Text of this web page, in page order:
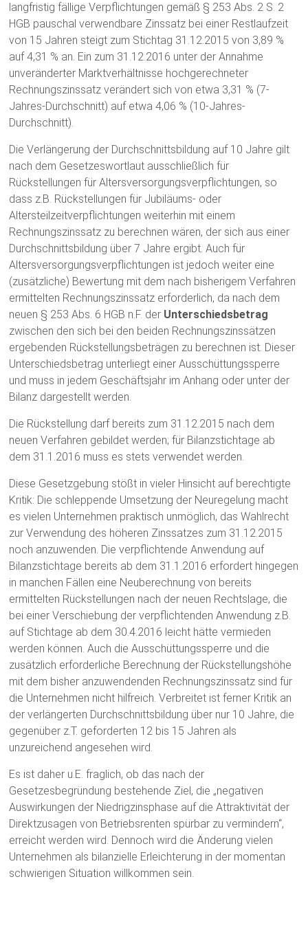
langfristig fällige Verpflichtungen gemäß § 253 Abs. 2 S. 2
HGB pauschal verwendbare Zinssatz bei einer Restlaufzeit
von 15 Jahren steigt zum Stichtag 31.12.2015 von 3,89 %
auf 4,31 % an. Ein zum 31.12.2016 unter der Annahme
unveränderter Marktverhältnisse hochgerechneter
Rechnungszinssatz verändert sich von etwa 3,31 % (7-
Jahres-Durchschnitt) auf etwa 4,06 % (10-Jahres-
Durchschnitt).
Die Verlängerung der Durchschnittsbildung auf 10 Jahre gilt
nach dem Gesetzeswortlaut ausschließlich für
Rückstellungen für Altersversorgungs­verpflichtungen, so
dass z.B. Rückstellungen für Jubiläums- oder
Altersteilzeitverpflichtungen weiterhin mit einem
Rechnungszinssatz zu berechnen wären, der sich aus einer
Durchschnittsbildung über 7 Jahre ergibt. Auch für
Altersversorgungsverpflichtungen ist jedoch weiter eine
(zusätzliche) Bewertung mit dem nach bisherigem Verfahren
ermittelten Rechnungszinssatz erforderlich, da nach dem
neuen § 253 Abs. 6 HGB n.F. der Unterschiedsbetrag
zwischen den sich bei den beiden Rechnungszinssätzen
ergebenden Rückstellungsbeträgen zu berechnen ist. Dieser
Unterschiedsbetrag unterliegt einer Ausschüttungssperre
und muss in jedem Geschäftsjahr im Anhang oder unter der
Bilanz dargestellt werden.
Die Rückstellung darf bereits zum 31.12.2015 nach dem
neuen Verfahren gebildet werden; für Bilanzstichtage ab
dem 31.1.2016 muss es stets verwendet werden.
Diese Gesetzgebung stößt in vieler Hinsicht auf berechtigte
Kritik: Die schleppende Umsetzung der Neuregelung macht
es vielen Unternehmen praktisch unmöglich, das Wahlrecht
zur Verwendung des höheren Zinssatzes zum 31.12.2015
noch anzuwenden. Die verpflichtende Anwendung auf
Bilanzstichtage bereits ab dem 31.1.2016 erfordert hingegen
in manchen Fällen eine Neuberechnung von bereits
ermittelten Rückstellungen nach der neuen Rechtslage, die
bei einer Verschiebung der verpflichtenden Anwendung z.B.
auf Stichtage ab dem 30.4.2016 leicht hätte vermieden
werden können. Auch die Ausschüttungssperre und die
zusätzlich erforderliche Berechnung der Rückstellungshöhe
mit dem bisher anzuwendenden Rechnungszinssatz sind für
die Unternehmen nicht hilfreich. Verbreitet ist ferner Kritik an
der verlängerten Durchschnittsbildung über nur 10 Jahre, die
gegenüber z.T. geforderten 12 bis 15 Jahren als
unzureichend angesehen wird.
Es ist daher u.E. fraglich, ob das nach der
Gesetzesbegründung bestehende Ziel, die „negativen
Auswirkungen der Niedrigzinsphase auf die Attraktivität der
Direktzusagen von Betriebsrenten spürbar zu vermindern“,
erreicht werden wird. Dennoch wird die Änderung vielen
Unternehmen als bilanzielle Erleichterung in der momentan
schwierigen Situation willkommen sein.